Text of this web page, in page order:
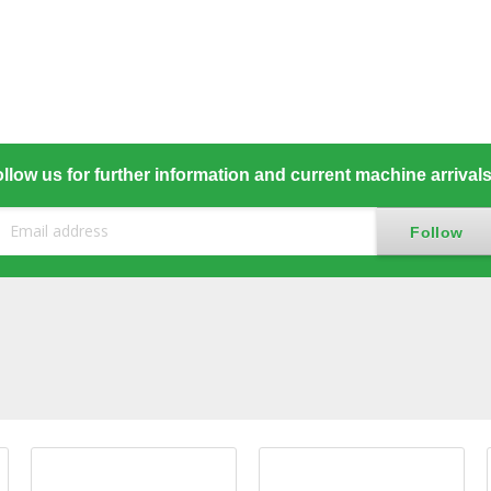
us for further information and current machine arrivals